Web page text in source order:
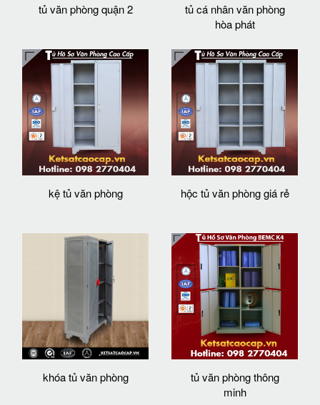
tủ văn phòng quận 2
tủ cá nhân văn phòng
hòa phát
kệ tủ văn phòng hộc tủ văn phòng giá rẻ
khóa tủ văn phòng
tủ văn phòng thông
minh